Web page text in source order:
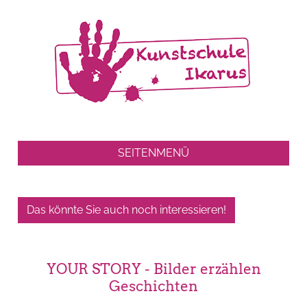
SEITENMENÜ
Das könnte Sie auch noch interessieren!
YOUR STORY - Bilder erzählen
Geschichten